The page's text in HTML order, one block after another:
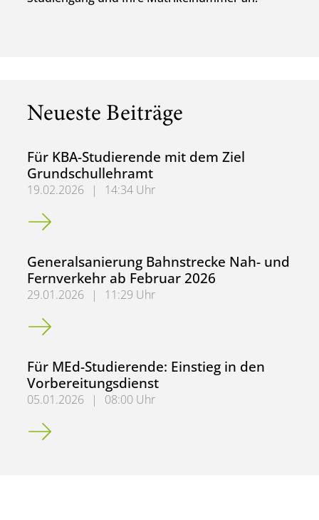
Neueste Beiträge
Für KBA-Studierende mit dem Ziel
Grundschullehramt
19.02.2026 |
14:34 Uhr
Für KBA-Studierende mit dem Ziel Grundschullehramt
Generalsanierung Bahnstrecke Nah- und
Fernverkehr ab Februar 2026
29.01.2026 |
11:29 Uhr
Generalsanierung Bahnstrecke Nah- und Fernverkehr ab
Für MEd-Studierende: Einstieg in den
Vorbereitungsdienst
05.01.2026 |
08:00 Uhr
Für MEd-Studierende: Einstieg in den